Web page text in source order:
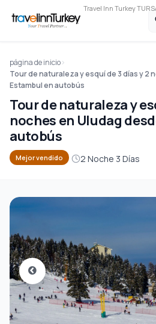
Travel Inn Turkey
página de inicio
Tour de naturaleza y esquí de 3 días y 2
Estambul en autobús
Tour de naturaleza y
noches en Uludag
autobús
Mejor vendido 2 Noche 3 Días